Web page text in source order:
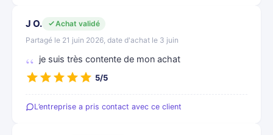
J O.
Achat validé
Partagé le 21 juin 2026, date d'achat le 3 juin
je suis très contente de mon achat
5/5
L’entreprise a pris contact avec ce client